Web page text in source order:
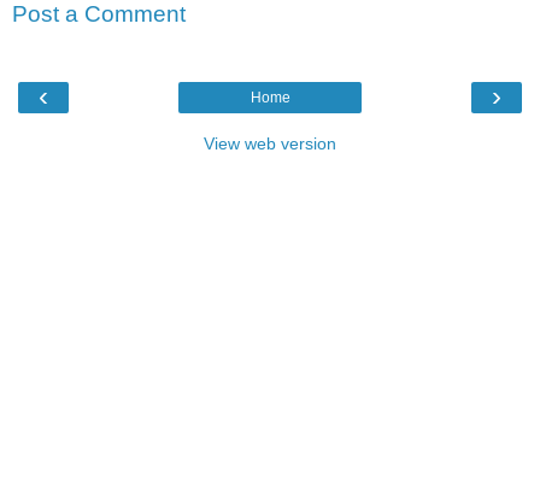
Post a Comment
‹ ›
Home
View web version